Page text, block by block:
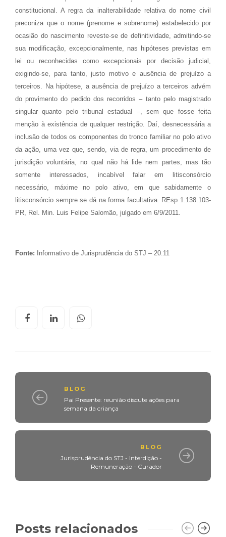
constitucional. A regra da inalterabilidade relativa do nome civil
preconiza que o nome (prenome e sobrenome) estabelecido por
ocasião do nascimento reveste-se de definitividade, admitindo-se
sua modificação, excepcionalmente, nas hipóteses previstas em
lei ou reconhecidas como excepcionais por decisão judicial,
exigindo-se, para tanto, justo motivo e ausência de prejuízo a
terceiros. Na hipótese, a ausência de prejuízo a terceiros advém
do provimento do pedido dos recorridos – tanto pelo magistrado
singular quanto pelo tribunal estadual –, sem que fosse feita
menção à existência de qualquer restrição. Daí, desnecessária a
inclusão de todos os componentes do tronco familiar no polo ativo
da ação, uma vez que, sendo, via de regra, um procedimento de
jurisdição voluntária, no qual não há lide nem partes, mas tão
somente interessados, incabível falar em litisconsórcio
necessário, máxime no polo ativo, em que sabidamente o
litisconsórcio sempre se dá na forma facultativa. REsp 1.138.103-
PR, Rel. Min. Luis Felipe Salomão, julgado em 6/9/2011.
Fonte: Informativo de Jurisprudência do STJ – 20.11
BLOG
Pai Presente: reunião discute ações para
semana da criança
BLOG
Jurisprudência do STJ - Interdição -
Remuneração - Curador
Posts relacionados